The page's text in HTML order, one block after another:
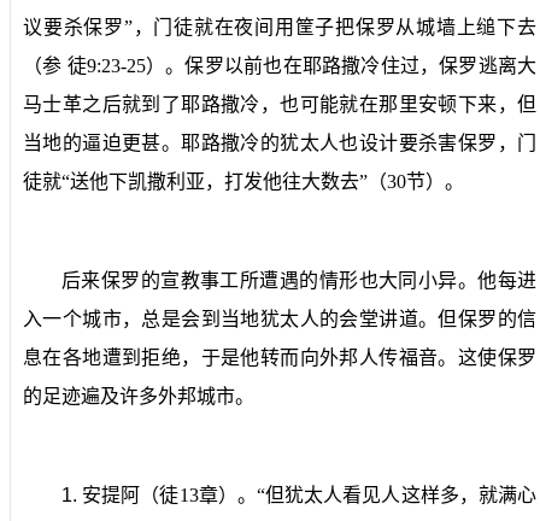
议要杀保罗”，门徒就在夜间用筐子把保罗从城墙上缒下去
（参 徒9:23-25）。保罗以前也在耶路撒冷住过，保罗逃离大
马士革之后就到了耶路撒冷，也可能就在那里安顿下来，但
当地的逼迫更甚。耶路撒冷的犹太人也设计要杀害保罗，门
徒就“送他下凯撒利亚，打发他往大数去”（30节）。
后来保罗的宣教事工所遭遇的情形也大同小异。他每进
入一个城市，总是会到当地犹太人的会堂讲道。但保罗的信
息在各地遭到拒绝，于是他转而向外邦人传福音。这使保罗
的足迹遍及许多外邦城市。
1. 安提阿 （徒13章）。“但犹太人看见人这样多，就满心